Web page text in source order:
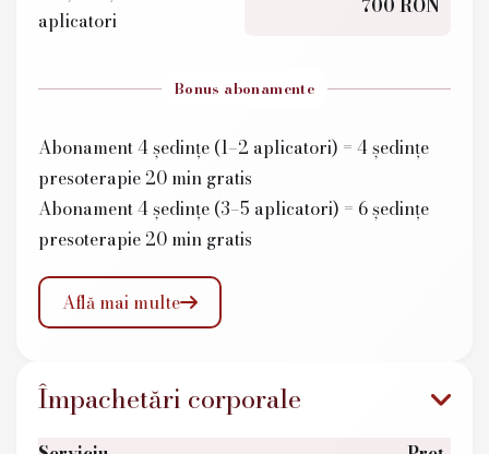
aplicatori
700 RON
Bonus abonamente
Abonament 4 ședințe (1–2 aplicatori) = 4 ședințe
presoterapie 20 min gratis
Abonament 4 ședințe (3–5 aplicatori) = 6 ședințe
presoterapie 20 min gratis
Află mai multe
Împachetări corporale